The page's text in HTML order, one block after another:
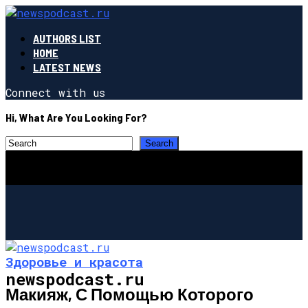
AUTHORS LIST
HOME
LATEST NEWS
Connect with us
Hi, What Are You Looking For?
newspodcast.ru
Здоровье и красота
Макияж, С Помощью Которого